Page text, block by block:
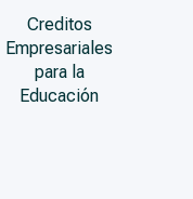
Creditos
Empresariales
para la
Educación